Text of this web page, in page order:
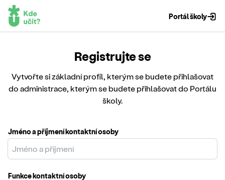
Portál školy
Registrujte se
Vytvořte si základní profil, kterým se budete přihlašovat
do administrace, kterým se budete přihlašovat do Portálu
školy.
Jméno a příjmení kontaktní osoby
Funkce kontaktní osoby